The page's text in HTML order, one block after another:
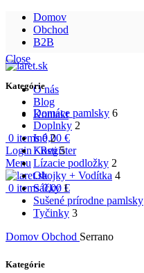
Domov
Obchod
B2B
O nás
Blog
Kontakt
0 items 0,00 €
Login / Register
Menu
0 items 0,00€
Close
Kategórie
Domáce pamlsky 6
Doplnky 2
Iné 2
Kosti 5
Lízacie podložky 2
Obojky + Vodítka 4
Sáčky 1
Sušené prírodne pamlsky
Tyčinky 3
Domov Obchod Serrano
Kategórie